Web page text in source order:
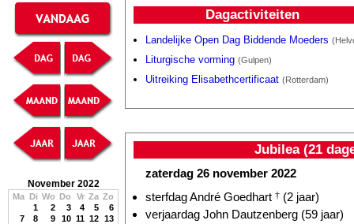
November 2022
Ma Di Wo Do Vr Za Zo
1
2 3 4 5
6
7
8 9 10 11 12 13
Dagactiviteiten
Landelijke Open Dag Biddende Moeders
Liturgische vorming (Gulpen)
Uitreiking Elisabethcertificaat (Rotterdam)
Jubilea (21
zaterdag 26 november 2022
sterfdag André Goedhart † (2 jaar)
verjaardag John Dautzenberg (59 jaar)